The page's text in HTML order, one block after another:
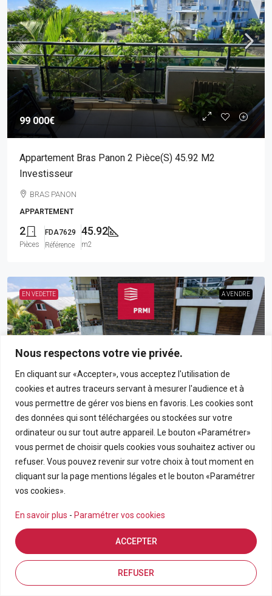
Nous respectons votre vie privée.
En cliquant sur «Accepter», vous acceptez l'utilisation de
cookies et autres traceurs servant à mesurer l'audience et à
vous permettre de gérer vos biens en favoris. Les cookies sont
des données qui sont téléchargées ou stockées sur votre
ordinateur ou sur tout autre appareil. Le bouton «Paramétrer»
vous permet de choisir quels cookies vous souhaitez activer ou
refuser. Vous pouvez revenir sur votre choix à tout moment en
cliquant sur la page mentions légales et le bouton «Paramétrer
vos cookies».
En savoir plus - Paramétrer vos cookies
REFUSER
ACCEPTER
Estimation en ligne
99 000€
Appartement Bras Panon 2 Pièce(s) 45.92 M2
Investisseur
BRAS PANON
APPARTEMENT
2
Pièces
FDA7629
Référence
45.92
m2
EN VEDETTE A VENDRE
190 000€
Appartement T3 En Rez-De-Chaussée Avec Grand
BRAS PANON
3 69.21